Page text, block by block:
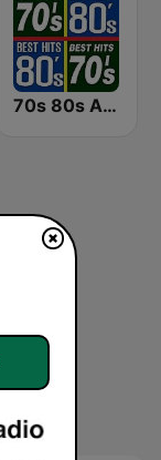
70s 80s All Time Greatest